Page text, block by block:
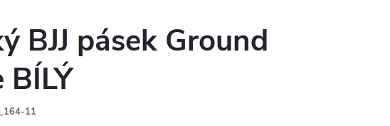
BJJ pásek Ground
BÍLÝ
11